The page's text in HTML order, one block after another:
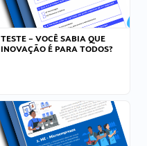
TESTE – VOCÊ SABIA QUE
INOVAÇÃO É PARA TODOS?